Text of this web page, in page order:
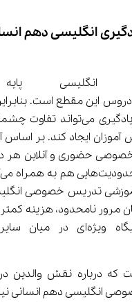
انگلیسی دهم
انگلیسی
دروس این مقطع است.
روش درست برای یادگیری می‌تواند
آموزان ایجاد کند. بر
حضوری و آنلاین هر
تدریس خصوصی
مرور نامحدود، هزینه
که درباره نقش والدین
انگلیسی دهم انسانی نیز